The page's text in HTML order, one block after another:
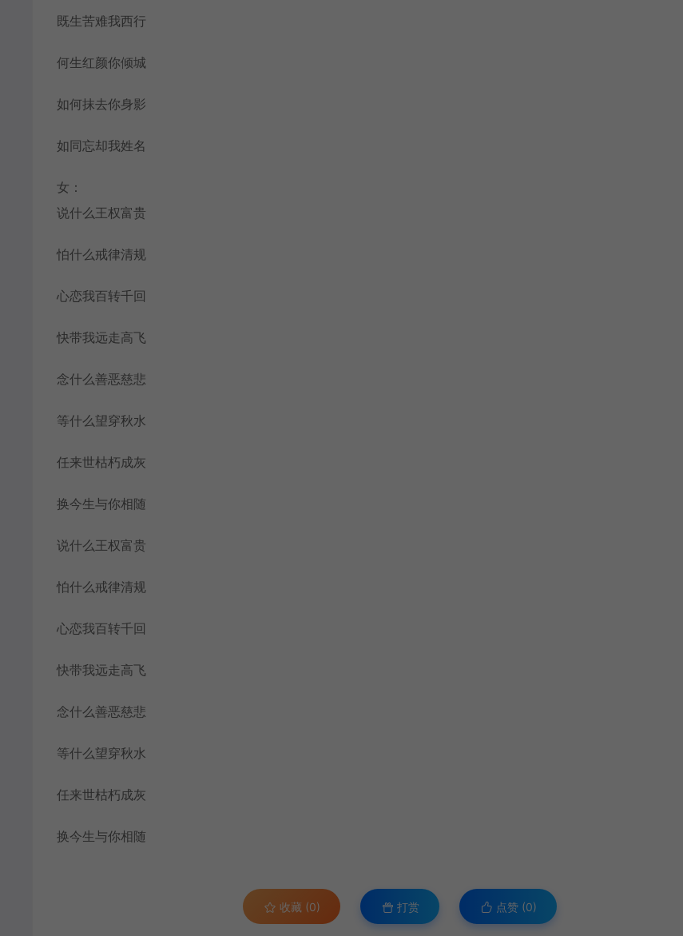
既生苦难我西行
何生红颜你倾城
如何抹去你身影
如同忘却我姓名
女：
说什么王权富贵
怕什么戒律清规
心恋我百转千回
快带我远走高飞
念什么善恶慈悲
等什么望穿秋水
任来世枯朽成灰
换今生与你相随
说什么王权富贵
怕什么戒律清规
心恋我百转千回
快带我远走高飞
念什么善恶慈悲
等什么望穿秋水
任来世枯朽成灰
换今生与你相随
收藏 (0) 打赏 点赞 (0)